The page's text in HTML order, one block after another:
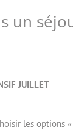
un
JUILLET
les options